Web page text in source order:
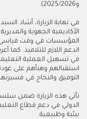
و2025/2026).
في نهاية الزيارة، أشاد
الأكاديمية الجهوية
المؤسسات في وقت قياسي،
الدعم اللازم للتلاميذ. كما
في تسهيل العملية
استقبالهم وهنأهم على
التوفيق والنجاح في
تأتي هذه الزيارة ضمن
الدولي في دعم قطاع
بيئية وطبيعية.